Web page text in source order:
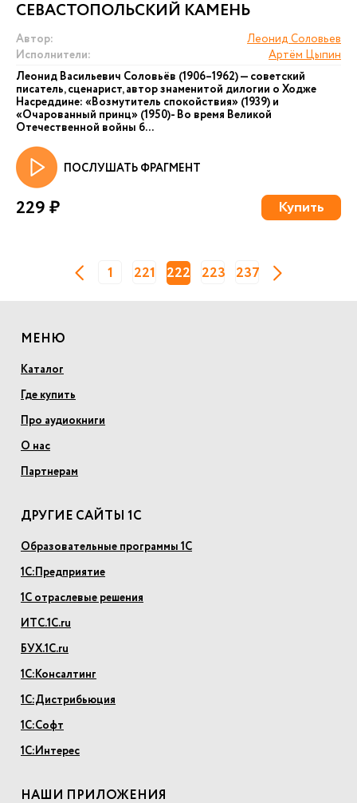
СЕВАСТОПОЛЬСКИЙ КАМЕНЬ
Автор:
Леонид Соловьев
Исполнители:
Артём Цыпин
Леонид Васильевич Соловьёв (1906–1962) — советский
писатель, сценарист, автор знаменитой дилогии о Ходже
Насреддине: «Возмутитель спокойствия» (1939) и
«Очарованный принц» (1950)- Во время Великой
Отечественной войны б...
ПОСЛУШАТЬ ФРАГМЕНТ
229 ₽ Купить
1 221 222 223 237
МЕНЮ
Каталог
Где купить
Про аудиокниги
О нас
Партнерам
ДРУГИЕ САЙТЫ 1С
Образовательные программы 1С
1С:Предприятие
1С отраслевые решения
ИТС.1С.ru
БУХ.1С.ru
1С:Консалтинг
1С:Дистрибьюция
1С:Софт
1С:Интерес
НАШИ ПРИЛОЖЕНИЯ